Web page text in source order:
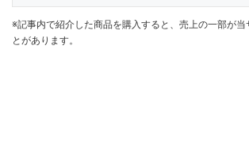
※記事内で紹介した商品を購入すると、売上の一部が当
とがあります。